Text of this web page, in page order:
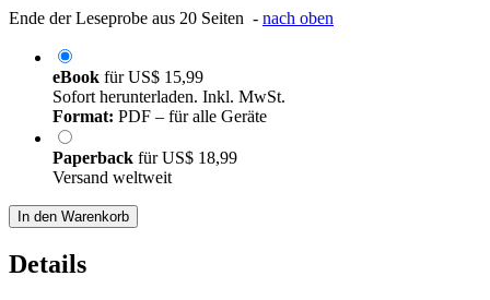
Ende der Leseprobe aus 20 Seiten - nach oben
eBook fürUS$ 15,99
Sofort herunterladen. Inkl. MwSt.
Format: PDF – für alle Geräte
Paperback fürUS$ 18,99
Versand weltweit
In den Warenkorb
Details